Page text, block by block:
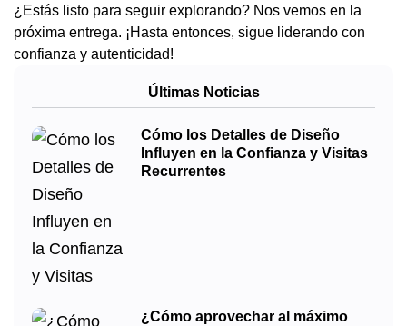
¿Estás listo para seguir explorando? Nos vemos en la
próxima entrega. ¡Hasta entonces, sigue liderando con
confianza y autenticidad!
Últimas Noticias
Cómo los Detalles de Diseño
Influyen en la Confianza y Visitas
Recurrentes
¿Cómo aprovechar al máximo